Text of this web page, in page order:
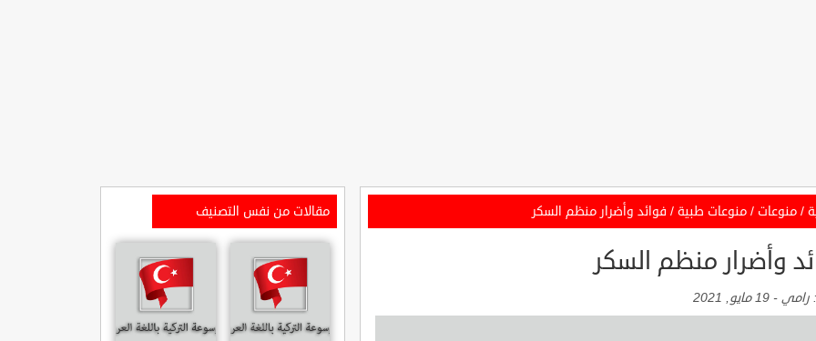
/ منوعات / منوعات طبية / فوائد وأضرار منظم السكر
وأضرار منظم السكر
رامي - 19 مايو, 2021
مقالات من نفس التصنيف